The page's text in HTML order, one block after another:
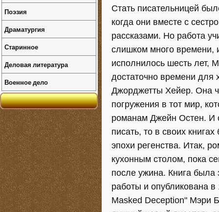
Стать писательницей
когда они вместе с
рассказами. Но работа
слишком много времени,
исполнилось шесть лет,
достаточно времени
Джорджетты Хейер. Она
погружения в тот мир,
романам Джейн Остен. И
писать, то в своих
эпохи регенства. Итак,
кухонным столом, пока
после ужина. Книга была
работы и опубликована
Masked Deception" Мэри
Поэзия
Драматургия
Старинное
Деловая литература
Военное дело